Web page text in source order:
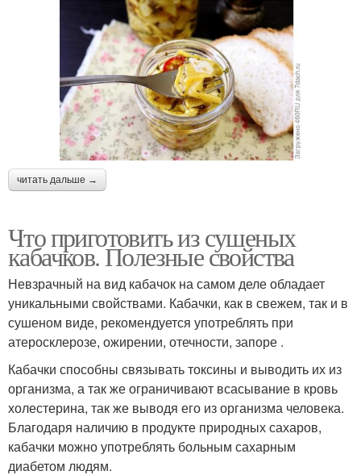
читать дальше →
Что приготовить из сушеных
кабачков. Полезные свойства
Невзрачный на вид кабачок на самом деле обладает
уникальными свойствами. Кабачки, как в свежем, так и в
сушеном виде, рекомендуется употреблять при
атеросклерозе, ожирении, отечности, запоре .
Кабачки способны связывать токсины и выводить их из
организма, а так же ограничивают всасывание в кровь
холестерина, так же выводя его из организма человека.
Благодаря наличию в продукте природных сахаров,
кабачки можно употреблять больным сахарным
диабетом людям.